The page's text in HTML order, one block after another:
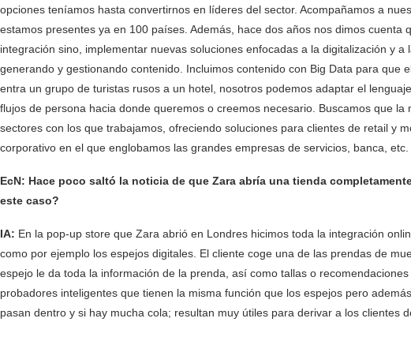
opciones teníamos hasta convertirnos en líderes del sector. Acompañamos a
estamos presentes ya en 100 países. Además, hace dos años nos dimos
integración sino, implementar nuevas soluciones enfocadas a la digitalización y
generando y gestionando contenido. Incluimos contenido con Big Data para que
entra un grupo de turistas rusos a un hotel, nosotros podemos adaptar el
flujos de persona hacia donde queremos o creemos necesario. Buscamos que
sectores con los que trabajamos, ofreciendo soluciones para clientes de retail y
corporativo en el que englobamos las grandes empresas de servicios, banca, etc.
EcN: Hace poco saltó la noticia de que Zara abría una tienda
este caso?
IA: En la pop-up store que Zara abrió en Londres hicimos toda la integración
como por ejemplo los espejos digitales. El cliente coge una de las prendas de
espejo le da toda la información de la prenda, así como tallas o
probadores inteligentes que tienen la misma función que los espejos pero
pasan dentro y si hay mucha cola; resultan muy útiles para derivar a los clientes